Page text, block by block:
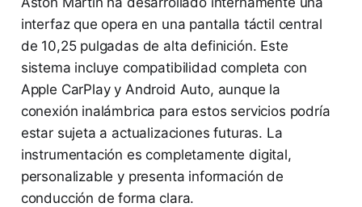
interfaz que opera en una pantalla táctil central
de 10,25 pulgadas de alta definición. Este
sistema incluye compatibilidad completa con
Apple CarPlay y Android Auto, aunque la
conexión inalámbrica para estos servicios podría
estar sujeta a actualizaciones futuras. La
instrumentación es completamente digital,
personalizable y presenta información de
conducción de forma clara.